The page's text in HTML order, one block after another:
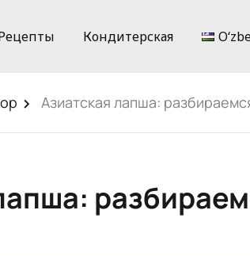
Кондитерская
Азиатская лапша: